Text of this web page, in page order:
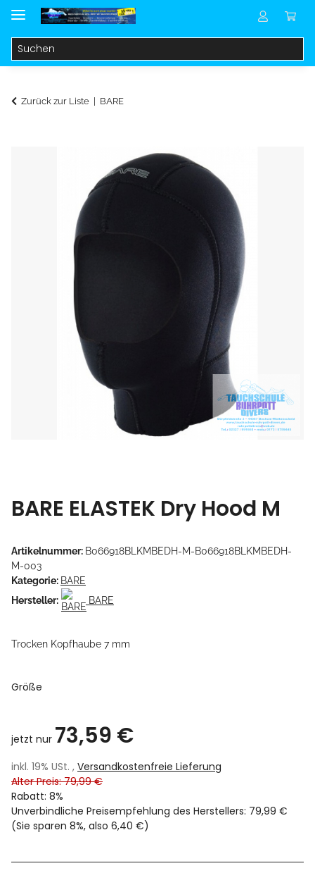
Zurück zur Liste BARE
BARE ELASTEK Dry Hood M
Artikelnummer: B066918BLKMBEDH-M-B066918BLKMBEDH-
M-003
Kategorie: BARE
Hersteller:
BARE
Trocken Kopfhaube 7 mm
Größe
jetzt nur 73,59 €
inkl. 19% USt. , Versandkostenfreie Lieferung
Alter Preis: 79,99 €
Rabatt: 8%
Unverbindliche Preisempfehlung des Herstellers: 79,99 €
(Sie sparen 8%, also 6,40 €)